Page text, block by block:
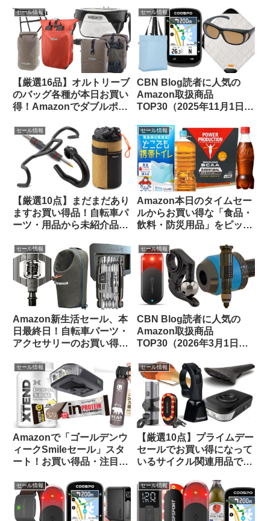
セール情報
【厳選16品】オルトリーブ
のバッグ各種が本日お買い
得！Amazonでダブルポイ
をピックアップしてご紹介
セール情報
CBN Blog読者に人気の
Amazon取扱商品
TOP30（2025年11月1日
セール情報
【厳選10点】まだまだあり
ますお買い得品！自転車パ
ーツ・用品から未紹介品を
【Amazon プライムデーセ
ール】
セール情報
Amazon本日のタイムセー
ルからお買い得な「食品・
飲料・防災用品」をピック
セール情報
Amazon新生活セール、本
日最終日！自転車パーツ・
アクセサリーのお買い得品
します
セール情報
CBN Blog読者に人気の
Amazon取扱商品
TOP30（2026年3月1日
セール情報
Amazonで「ゴールデンウ
ィークSmileセール」スタ
ート！お買い得品・注目品
ップしてご紹介します
セール情報
【厳選10点】プライムデー
セールでお買い得になって
いるサイクル関連用品で未
してみました
セール情報 セール情報